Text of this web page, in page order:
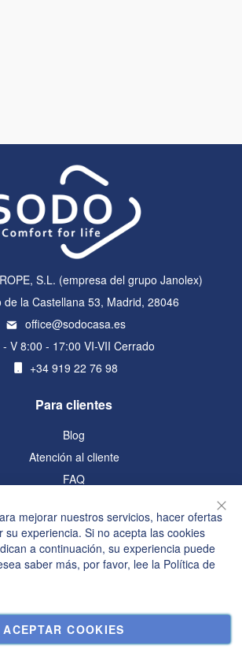
S.L. (empresa del grupo Janolex)
de la Castellana 53, Madrid, 28046
office@sodocasa.es
- V 8:00 - 17:00 VI-VII Cerrado
+34 919 22 76 98
Para clientes
Blog
Atención al cliente
FAQ
Información
de privacidad y cookies
Términos de búsqueda
Pedidos y devoluciones
Contáctenos
mejorar nuestros servicios, hacer ofertas
su experiencia. Si no acepta las cookies
a continuación, su experiencia puede
saber más, por favor, lee la Política de
ACEPTAR COOKIES